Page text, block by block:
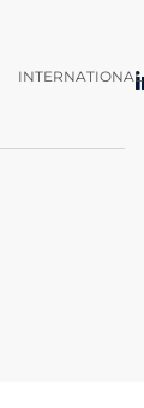
INTERNATIONAL